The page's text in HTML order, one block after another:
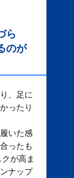
ら
のが
、足に
ったり
いた感
ったも
が高ま
ナップ